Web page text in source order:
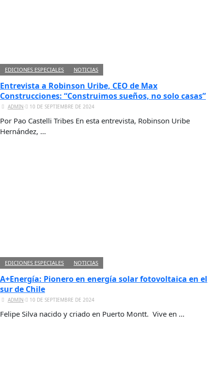
EDICIONES ESPECIALES NOTICIAS
Entrevista a Robinson Uribe, CEO de Max
Construcciones: “Construimos sueños, no solo casas”
ADMIN⋅ 10 DE SEPTIEMBRE DE 2024
Por Pao Castelli Tribes En esta entrevista, Robinson Uribe
Hernández, …
EDICIONES ESPECIALES NOTICIAS
A+Energía: Pionero en energía solar fotovoltaica en el
sur de Chile
ADMIN⋅ 10 DE SEPTIEMBRE DE 2024
Felipe Silva nacido y criado en Puerto Montt. Vive en …